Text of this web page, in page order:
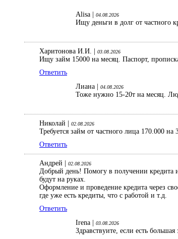
Alisa | 04.08.2026
Ищу деньги в долг от частного
Харитонова И.И. | 03.08.2026
Ищу займ 15000 на месяц. Паспорт,
Ответить
Лиана |
04.08.2026
Тоже нужно 15-20т на месяц.
Николай | 02.08.2026
Требуется займ от частного лица 170.000
Ответить
Андрей | 02.08.2026
Добрый день! Помогу в получении кредита
будут на руках.
Оформление и проведение кредита через
где уже есть кредиты, что с работой и т.д.
Ответить
Irena |
03.08.2026
Здравствуите, если есть